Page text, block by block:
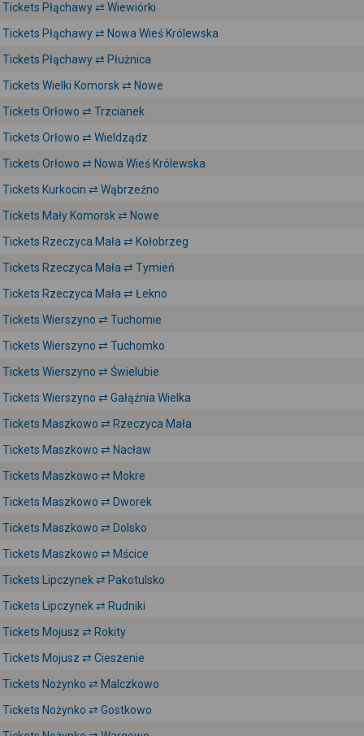
Tickets Płąchawy ⇄ Wiewiórki
Tickets Płąchawy ⇄ Nowa Wieś Królewska
Tickets Płąchawy ⇄ Płużnica
Tickets Wielki Komorsk ⇄ Nowe
Tickets Orłowo ⇄ Trzcianek
Tickets Orłowo ⇄ Wieldządz
Tickets Orłowo ⇄ Nowa Wieś Królewska
Tickets Kurkocin ⇄ Wąbrzeźno
Tickets Mały Komorsk ⇄ Nowe
Tickets Rzeczyca Mała ⇄ Kołobrzeg
Tickets Rzeczyca Mała ⇄ Tymień
Tickets Rzeczyca Mała ⇄ Łekno
Tickets Wierszyno ⇄ Tuchomie
Tickets Wierszyno ⇄ Tuchomko
Tickets Wierszyno ⇄ Świelubie
Tickets Wierszyno ⇄ Gałąźnia Wielka
Tickets Maszkowo ⇄ Rzeczyca Mała
Tickets Maszkowo ⇄ Nacław
Tickets Maszkowo ⇄ Mokre
Tickets Maszkowo ⇄ Dworek
Tickets Maszkowo ⇄ Dolsko
Tickets Maszkowo ⇄ Mścice
Tickets Lipczynek ⇄ Pakotulsko
Tickets Lipczynek ⇄ Rudniki
Tickets Mojusz ⇄ Rokity
Tickets Mojusz ⇄ Cieszenie
Tickets Nożynko ⇄ Malczkowo
Tickets Nożynko ⇄ Gostkowo